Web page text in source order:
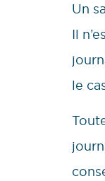
Un
Il
le